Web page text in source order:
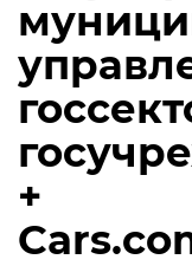
+